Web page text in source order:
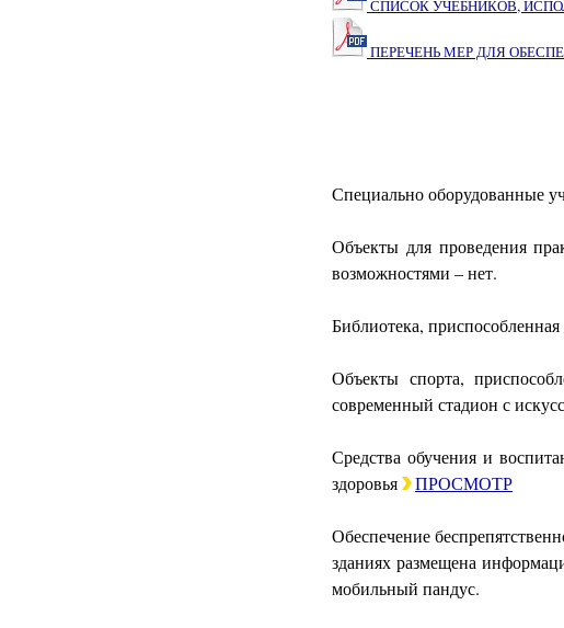
СПИСОК УЧЕБНИКОВ,
ПЕРЕЧЕНЬ МЕР ДЛЯ
Специально оборудованные
Объекты для проведения
возможностями – нет.
Библиотека,
Объекты спорта,
современный стадион с
Средства обучения и
здоровья
ПРОСМОТР
Обеспечение
зданиях размещена
мобильный пандус.